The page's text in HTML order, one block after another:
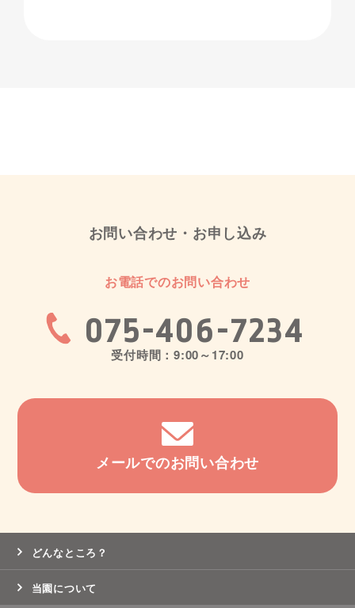
お問い合わせ・お申し込み
お電話でのお問い合わせ
075-406-7234
受付時間：9:00～17:00
メールでのお問い合わせ
どんなところ？
当園について